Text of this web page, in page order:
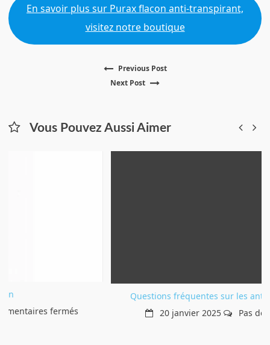
En savoir plus sur Purax flacon anti-transpirant,
visitez notre boutique
l’article
Previous PostPrevious
Next Post
Next
Vous Pouvez Aussi Aimer
Questions fréquentes sur les anti transpirants FAQ
20 janvier 2025
Pas de commentaire